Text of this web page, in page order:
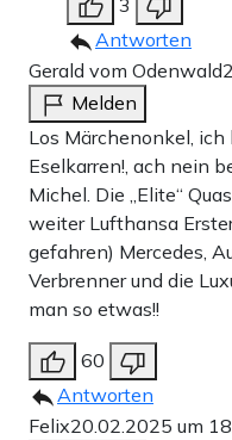
3
Antworten
Gerald vom Odenwald
Melden
Los Märchenonkel,
Eselkarren!, ach nein
Michel. Die „Elite“
weiter Lufthansa
gefahren) Mercedes,
Verbrenner und die
man so etwas!!
60
Antworten
Felix20.02.2025 um